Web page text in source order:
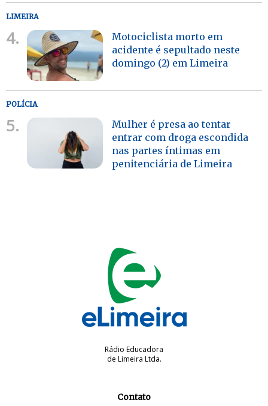
LIMEIRA
4.
Motociclista morto em
acidente é sepultado neste
domingo (2) em Limeira
POLÍCIA
5.
Mulher é presa ao tentar
entrar com droga escondida
nas partes íntimas em
penitenciária de Limeira
Rádio Educadora
de Limeira Ltda.
Contato